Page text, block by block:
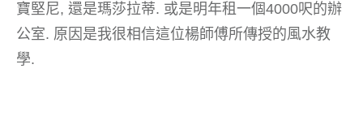
寶堅尼, 還是瑪莎拉蒂. 或是明年租一個4000呎的辦
公室. 原因是我很相信這位楊師傅所傳授的風水教
學.